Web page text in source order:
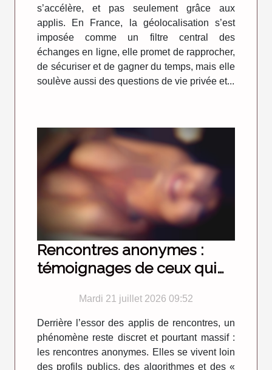
s’accélère, et pas seulement grâce aux
applis. En France, la géolocalisation s’est
imposée comme un filtre central des
échanges en ligne, elle promet de rapprocher,
de sécuriser et de gagner du temps, mais elle
soulève aussi des questions de vie privée et...
Rencontres anonymes :
témoignages de ceux qui
Mardi 21 juillet 2026 09:52
Derrière l’essor des applis de rencontres, un
phénomène reste discret et pourtant massif :
les rencontres anonymes. Elles se vivent loin
des profils publics, des algorithmes et des «